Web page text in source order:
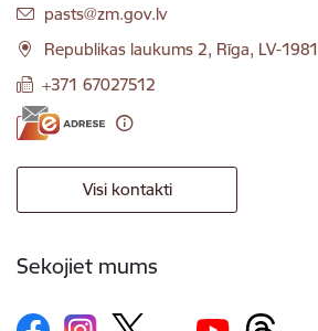
E-pasts:
pasts@zm.gov.lv
Republikas laukums 2, Rīga, LV-1981
+371 67027512
Visi kontakti
Sekojiet mums